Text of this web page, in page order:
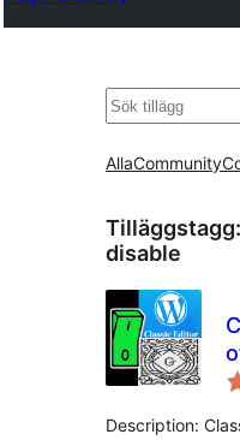
Sök
AllaCommunity
Tilläggstagg:
disable
Description: